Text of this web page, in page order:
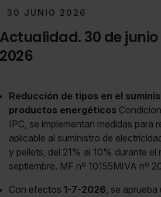
30 JUNIO 2026
Actualidad. 30 de junio
2026
Reducción de tipos en el
productos energéticos
IPC, se implementan medidas para
aplicable al suministro de
y pellets, del 21% al 10% durante el
septiembre. MF nº 10155MIVA nº
Con efectos 1-7-2026, se